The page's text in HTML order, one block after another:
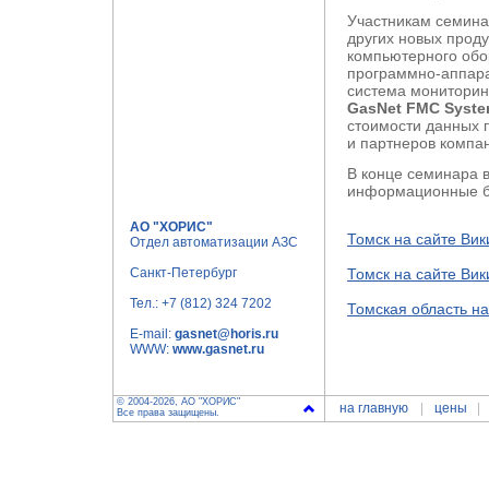
Участникам
других новых
компьютерного
программно-
система
GasNet FMC
стоимости данных
и партнеров
В конце семинара
информационные
Томск на сайте
Томск на сайте
Томская область
АО "ХОРИС"
Отдел автоматизации АЗС
Санкт-Петербург
Тел.: +7 (812) 324 7202
E-mail: gasnet@horis.ru
WWW: www.gasnet.ru
© 2004-2026, АО "ХОРИС"
Все права защищены.
на главную цены